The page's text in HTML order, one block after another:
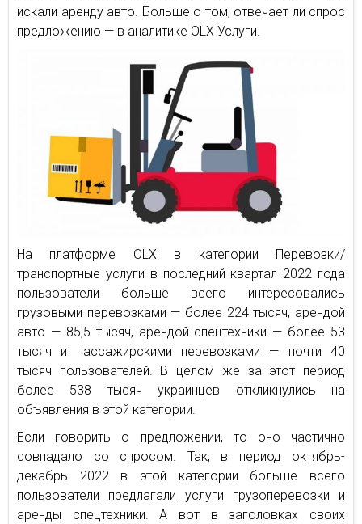
искали аренду авто. Больше о том, отвечает ли спрос
предложению — в аналитике OLX Услуги.
На платформе OLX в категории Перевозки/
транспортные услуги в последний квартал 2022 года
пользователи больше всего интересовались
грузовыми перевозками — более 224 тысяч, арендой
авто — 85,5 тысяч, арендой спецтехники — более 53
тысяч и пассажирскими перевозками — почти 40
тысяч пользователей. В целом же за этот период
более 538 тысяч украинцев откликнулись на
объявления в этой категории.
Если говорить о предложении, то оно частично
совпадало со спросом. Так, в период октябрь-
декабрь 2022 в этой категории больше всего
пользователи предлагали услуги грузоперевозки и
аренды спецтехники. А вот в заголовках своих